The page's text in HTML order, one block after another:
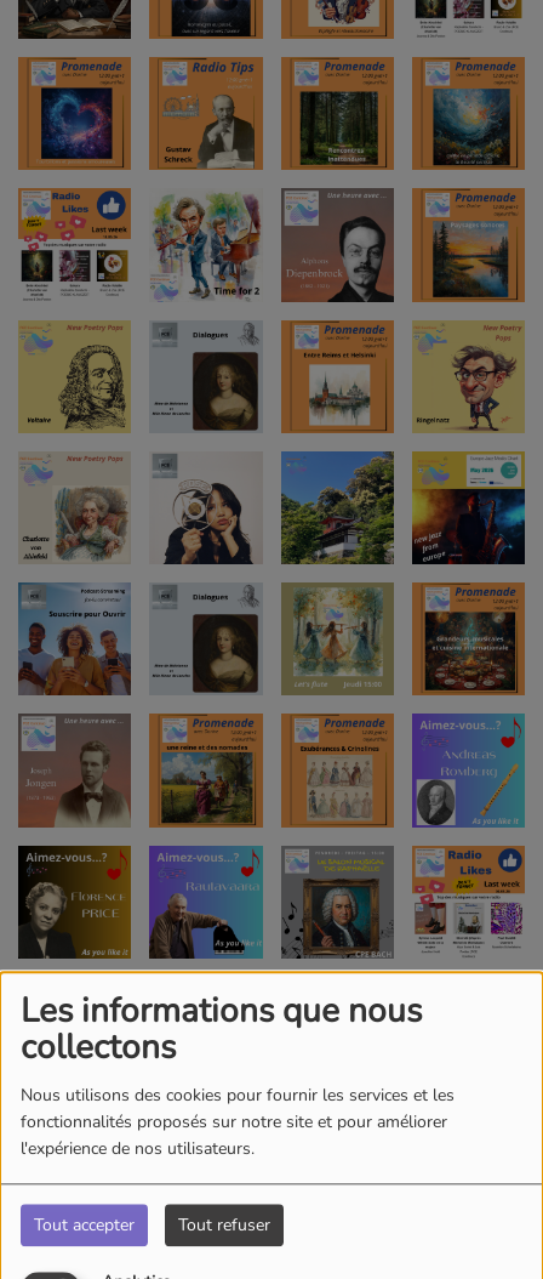
Les informations que nous
collectons
Nous utilisons des cookies pour fournir les services et les
fonctionnalités proposés sur notre site et pour améliorer
l'expérience de nos utilisateurs.
Tout accepter Tout refuser